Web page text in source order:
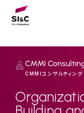
CMMI
CMMIコンサルティング